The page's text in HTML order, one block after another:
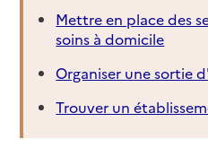
Mettre en place des
soins à domicile
Organiser une sortie
Trouver un